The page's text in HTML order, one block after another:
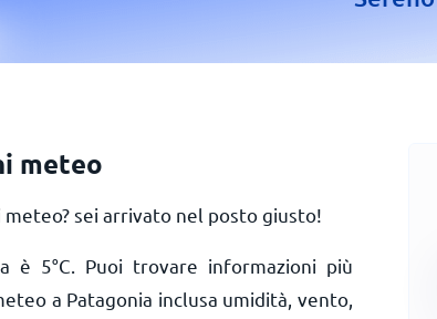
meteo
sei arrivato nel posto giusto!
è 5°C . Puoi trovare informazioni più
a Patagonia inclusa umidità, vento,